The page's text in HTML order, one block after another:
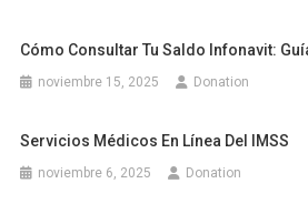
Cómo Consultar Tu Saldo Infonavit:
noviembre 15, 2025 Donation
Servicios Médicos En Línea Del IMSS
noviembre 6, 2025 Donation